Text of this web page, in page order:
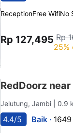
ReceptionFree WifiNo
Rp 127,495 Rp
25%
RedDoorz
Jelutung, Jambi | 0.9
4.4/5 Baik ·